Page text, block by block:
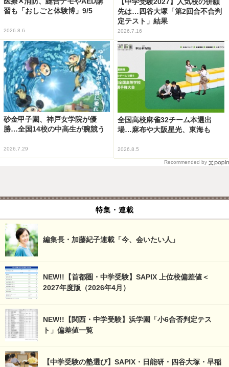
習も「おしごと体験博」9/5
2026.8.6
先は…四谷大塚「第2回合不合判
定テスト」結果
2026.7.16
砂金甲子園、神戸女学院が優
勝…全国14校の中高生が腕競う
2026.7.29
全国高校麻雀32チーム本選出
場…麻布や大阪星光、東海も
2026.8.5
Recommended by
特集・連載
編集長・加藤紀子連載「今、会いたい人」
NEW!!【首都圏・中学受験】SAPIX 上位校偏差値＜
2027年度版（2026年4月）
NEW!!【関西・中学受験】浜学園「小6合否判定テス
ト」偏差値一覧
【中学受験の塾選び】SAPIX・日能研・四谷大塚・早稲